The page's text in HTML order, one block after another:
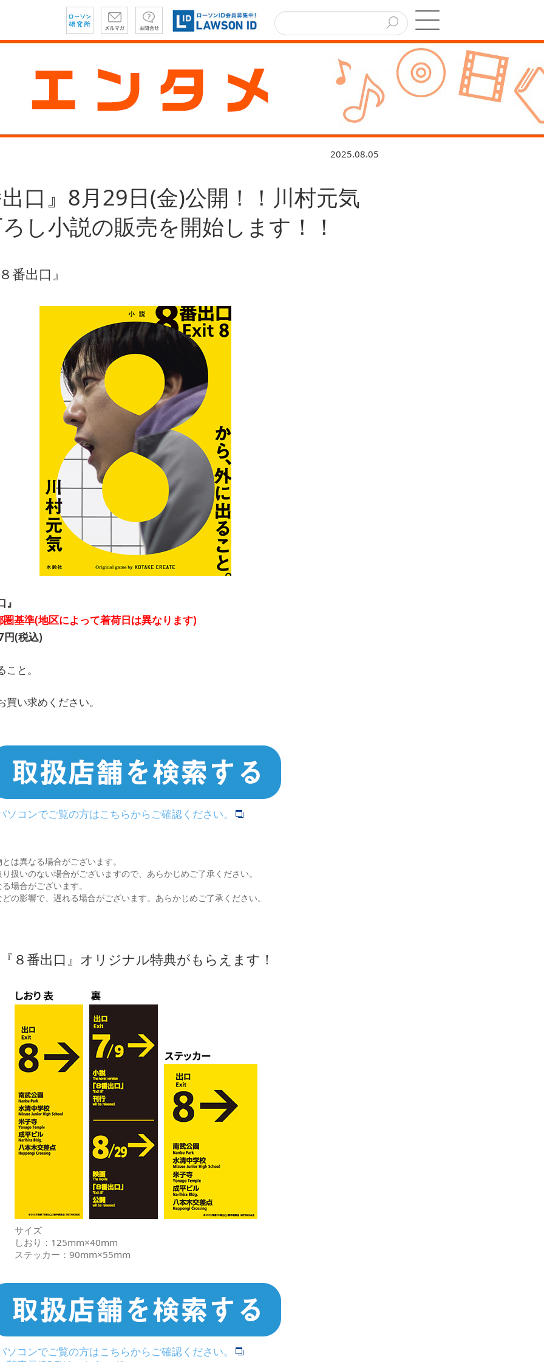
2025.08.05
口』8月29日(金)公開！！川村元気
し小説の販売を開始します！！
出口』
基準(地区によって着荷日は異なります)
円(税込)
と。
い求めください。
ソコンでご覧の方はこちらからご確認ください。
は異なる場合がございます。
扱いのない場合がございますので、あらかじめご了承ください。
場合がございます。
の影響で、遅れる場合がございます。あらかじめご了承ください。
８番出口』オリジナル特典がもらえます！
サイズ
しおり：125mm×40mm
ステッカー：90mm×55mm
ソコンでご覧の方はこちらからご確認ください。